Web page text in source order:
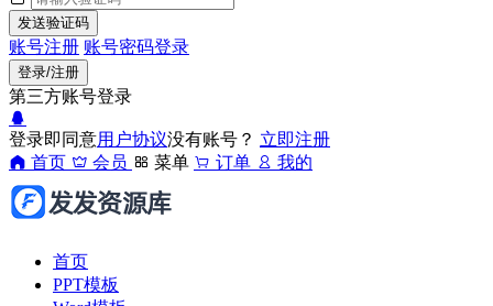
发送验证码
账号注册 账号密码登录
登录/注册
第三方账号登录
登录即同意用户协议没有账号？ 立即注册
首页
会员 菜单 订单 我的
首页
PPT模板